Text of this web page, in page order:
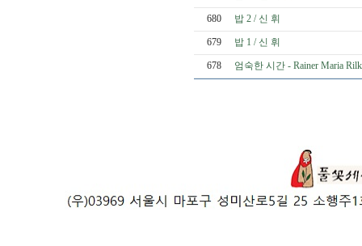
680 밥 2 / 신 휘
679 밥 1 / 신 휘
678 엄숙한 시간 - Rainer Maria